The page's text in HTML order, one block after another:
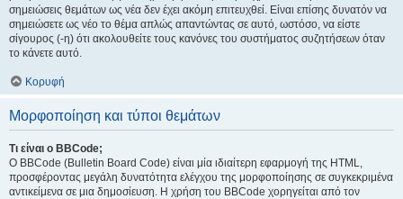
σημειώσεις θεμάτων ως νέα δεν έχει ακόμη επιτευχθεί. Είναι επίσης δυνατόν να
σημειώσετε ως νέο το θέμα απλώς απαντώντας σε αυτό, ωστόσο, να είστε
σίγουρος (-η) ότι ακολουθείτε τους κανόνες του συστήματος συζητήσεων όταν
το κάνετε αυτό.
Κορυφή
Μορφοποίηση και τύποι θεμάτων
Τι είναι ο BBCode;
Ο BBCode (Bulletin Board Code) είναι μία ιδιαίτερη εφαρμογή της HTML,
προσφέροντας μεγάλη δυνατότητα ελέγχου της μορφοποίησης σε συγκεκριμένα
αντικείμενα σε μια δημοσίευση. Η χρήση του BBCode χορηγείται από τον